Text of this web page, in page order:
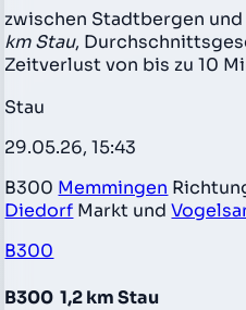
zwischen Stadtbergen
km Stau,
Zeitverlust von bis zu 10
Stau
29.05.26, 15:43
B300 Memmingen
Diedorf Markt und
B300
B300 1,2 km Stau